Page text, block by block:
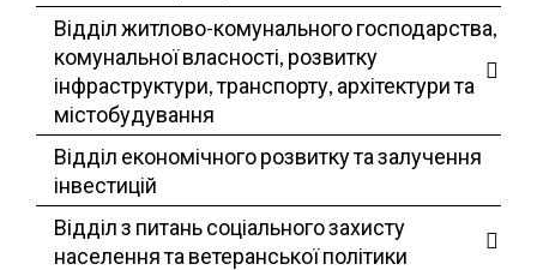
Відділ житлово-комунального господарства,
комунальної власності, розвитку
інфраструктури, транспорту, архітектури та
містобудування
Відділ економічного розвитку та залучення
інвестицій
Відділ з питань соціального захисту
населення та ветеранської політики